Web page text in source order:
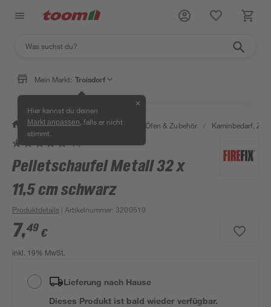
Mein Markt: Troisdorf
Hier kannst du deinen
Markt anpassen , falls er nicht
stimmt.
✕
/ Bauen & Renovieren / Kamine, Öfen & Zubehör /
Kaminbedarf,
Pelletschaufel Metall 32 x
11,5 cm schwarz
Produktdetails | Artikelnummer:3200519
7,49 €
inkl. 19% MwSt.
Lieferung nach Hause
Dieses Produkt ist bald wieder verfügbar.